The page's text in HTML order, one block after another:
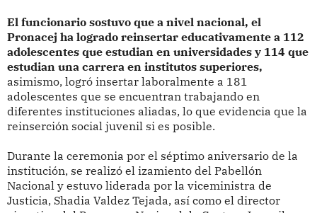
El funcionario sostuvo que a nivel nacional, el
Pronacej ha logrado reinsertar educativamente a 112
adolescentes que estudian en universidades y 114 que
estudian una carrera en institutos superiores,
asimismo, logró insertar laboralmente a 181
adolescentes que se encuentran trabajando en
diferentes instituciones aliadas, lo que evidencia que la
reinserción social juvenil si es posible.
Durante la ceremonia por el séptimo aniversario de la
institución, se realizó el izamiento del Pabellón
Nacional y estuvo liderada por la viceministra de
Justicia, Shadia Valdez Tejada, así como el director